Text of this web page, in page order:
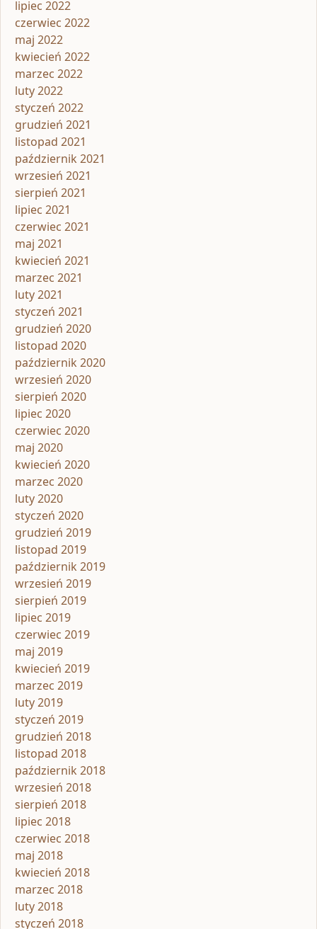
lipiec 2022
czerwiec 2022
maj 2022
kwiecień 2022
marzec 2022
luty 2022
styczeń 2022
grudzień 2021
listopad 2021
październik 2021
wrzesień 2021
sierpień 2021
lipiec 2021
czerwiec 2021
maj 2021
kwiecień 2021
marzec 2021
luty 2021
styczeń 2021
grudzień 2020
listopad 2020
październik 2020
wrzesień 2020
sierpień 2020
lipiec 2020
czerwiec 2020
maj 2020
kwiecień 2020
marzec 2020
luty 2020
styczeń 2020
grudzień 2019
listopad 2019
październik 2019
wrzesień 2019
sierpień 2019
lipiec 2019
czerwiec 2019
maj 2019
kwiecień 2019
marzec 2019
luty 2019
styczeń 2019
grudzień 2018
listopad 2018
październik 2018
wrzesień 2018
sierpień 2018
lipiec 2018
czerwiec 2018
maj 2018
kwiecień 2018
marzec 2018
luty 2018
styczeń 2018